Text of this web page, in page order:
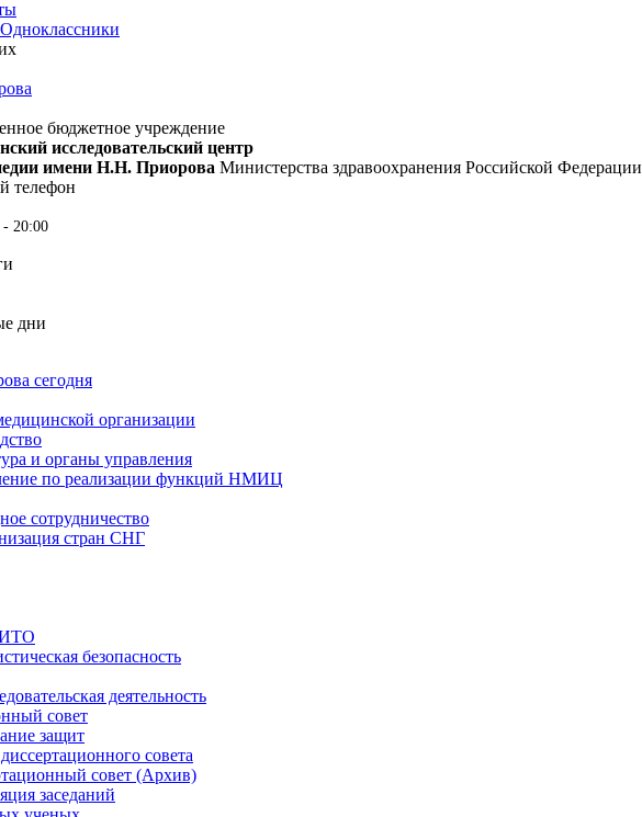
бюджетное учреждение
исследовательский центр
имени Н.Н. Приорова Министерства здравоохранения Российской Федерации
телефон
- 20:00
дни
сегодня
организации
и органы управления
по реализации функций НМИЦ
сотрудничество
стран СНГ
безопасность
деятельность
совет
защит
совета
совет (Архив)
заседаний